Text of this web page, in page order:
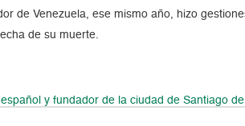
de Venezuela, ese mismo año, hizo
de su muerte.
y fundador de la ciudad de Santiago